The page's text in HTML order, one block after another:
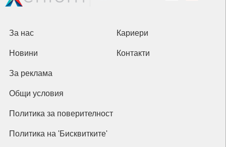
За нас Кариери
Новини Контакти
За реклама
Общи условия
Политика за поверителност
Политика на 'Бисквитките'